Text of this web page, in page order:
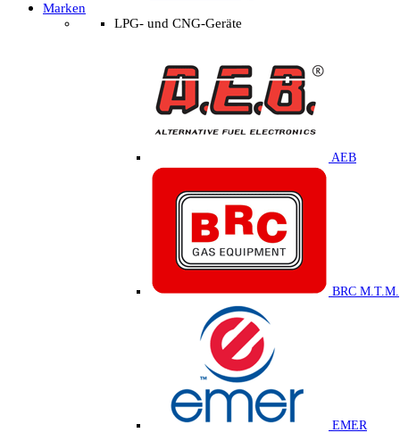
Marken
LPG- und CNG-Geräte
AEB
BRC M.T.M.
EMER